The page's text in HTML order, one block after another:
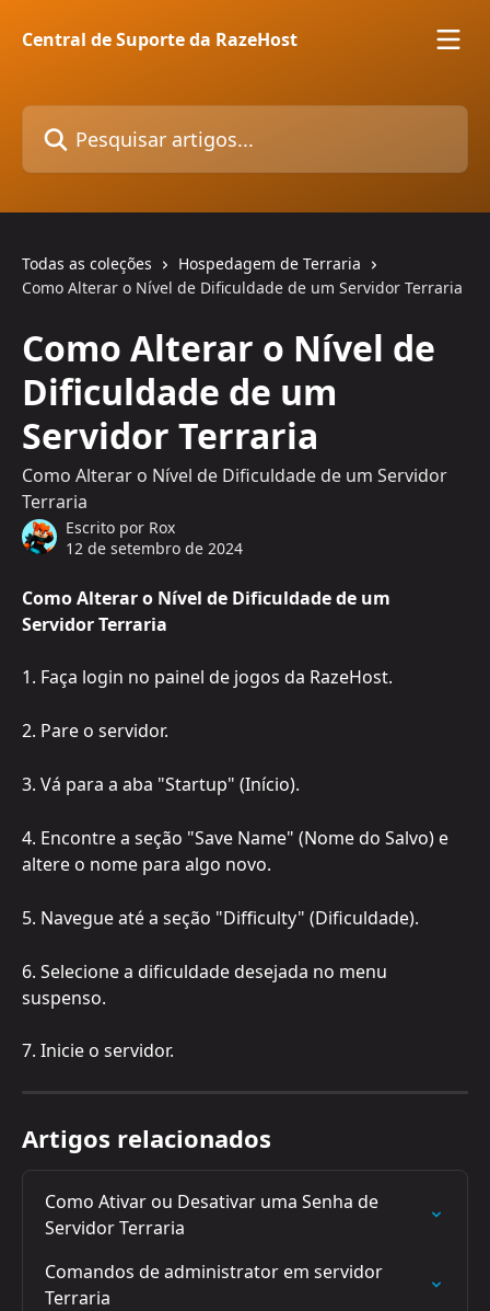
Central de Suporte da RazeHost
Pesquisar artigos...
Todas as coleções
Hospedagem de Terraria
Como Alterar o Nível de Dificuldade de um Servidor Terraria
Como Alterar o Nível de
Dificuldade de um
Servidor Terraria
Como Alterar o Nível de Dificuldade de um Servidor
Terraria
Escrito por Rox
12 de setembro de 2024
Como Alterar o Nível de Dificuldade de um
Servidor Terraria
1. Faça login no painel de jogos da RazeHost.
2. Pare o servidor.
3. Vá para a aba "Startup" (Início).
4. Encontre a seção "Save Name" (Nome do Salvo) e
altere o nome para algo novo.
5. Navegue até a seção "Difficulty" (Dificuldade).
6. Selecione a dificuldade desejada no menu
suspenso.
7. Inicie o servidor.
Artigos relacionados
Como Ativar ou Desativar uma Senha de
Servidor Terraria
Comandos de administrator em servidor
Terraria